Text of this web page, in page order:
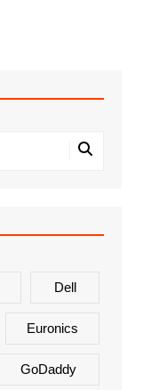
Dell
Euronics
GoDaddy